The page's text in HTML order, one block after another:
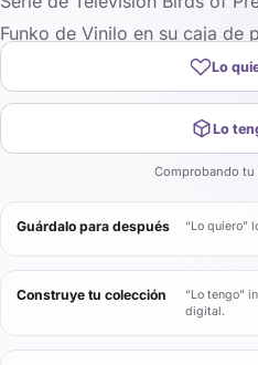
Funko de Vinilo en su caja de
Lo
Lo
Comprobando
Guárdalo para después “Lo quiero”
Construye tu colección
“Lo tengo”
digital.